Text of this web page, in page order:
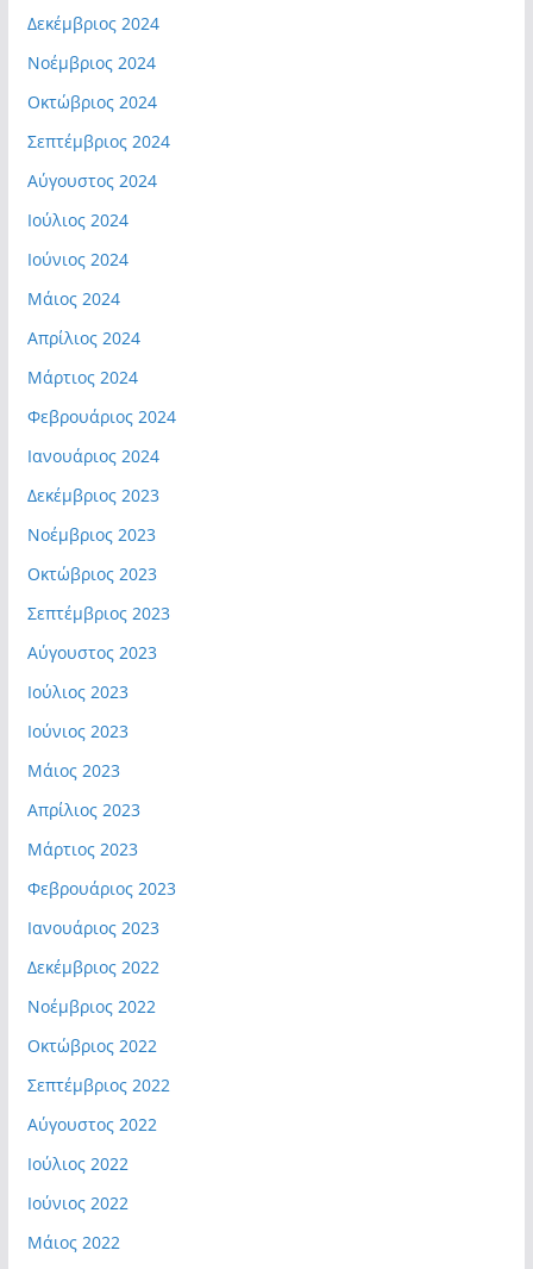
Δεκέμβριος 2024
Νοέμβριος 2024
Οκτώβριος 2024
Σεπτέμβριος 2024
Αύγουστος 2024
Ιούλιος 2024
Ιούνιος 2024
Μάιος 2024
Απρίλιος 2024
Μάρτιος 2024
Φεβρουάριος 2024
Ιανουάριος 2024
Δεκέμβριος 2023
Νοέμβριος 2023
Οκτώβριος 2023
Σεπτέμβριος 2023
Αύγουστος 2023
Ιούλιος 2023
Ιούνιος 2023
Μάιος 2023
Απρίλιος 2023
Μάρτιος 2023
Φεβρουάριος 2023
Ιανουάριος 2023
Δεκέμβριος 2022
Νοέμβριος 2022
Οκτώβριος 2022
Σεπτέμβριος 2022
Αύγουστος 2022
Ιούλιος 2022
Ιούνιος 2022
Μάιος 2022